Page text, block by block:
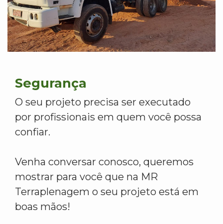
Segurança
O seu projeto precisa ser executado
por profissionais em quem você possa
confiar.
Venha conversar conosco, queremos
mostrar para você que na MR
Terraplenagem o seu projeto está em
boas mãos!